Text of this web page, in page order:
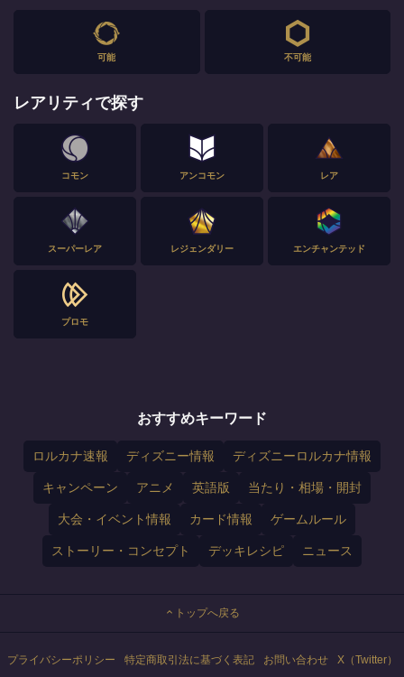
可能 不可能
レアリティで探す
コモン アンコモン レア
スーパーレア レジェンダリー エンチャンテッド
プロモ
おすすめキーワード
ロルカナ速報 ディズニー情報 ディズニーロルカナ情報
キャンペーン アニメ 英語版 当たり・相場・開封
大会・イベント情報 カード情報 ゲームルール
ストーリー・コンセプト デッキレシピ ニュース
トップへ戻る
プライバシーポリシー 特定商取引法に基づく表記 お問い合わせ X（Twitter）